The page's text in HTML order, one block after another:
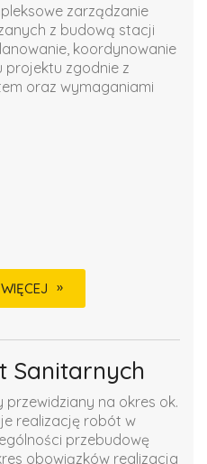
zarządzanie
z budową stacji
koordynowanie
projektu zgodnie z
oraz wymaganiami
Sanitarnych
na okres ok.
realizację robót w
przebudowę
obowiązków realizacja